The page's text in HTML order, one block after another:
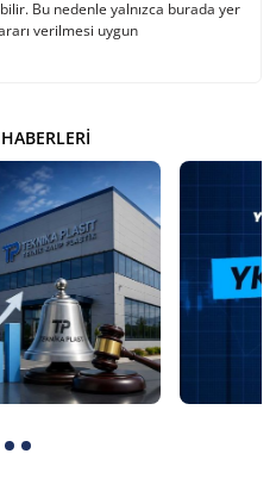
Bu nedenle yalnızca burada yer
verilmesi uygun